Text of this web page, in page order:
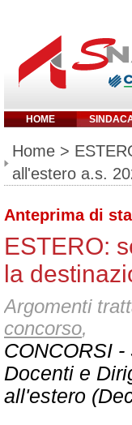
HOME
Home >
all'estero a.s.
Anteprima di
ESTERO:
la
Argomenti
concorso,
CONCORSI
Docenti e
all'estero